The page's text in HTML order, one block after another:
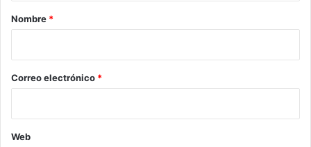
r
*
Nombre *
Correo electrónico *
Web